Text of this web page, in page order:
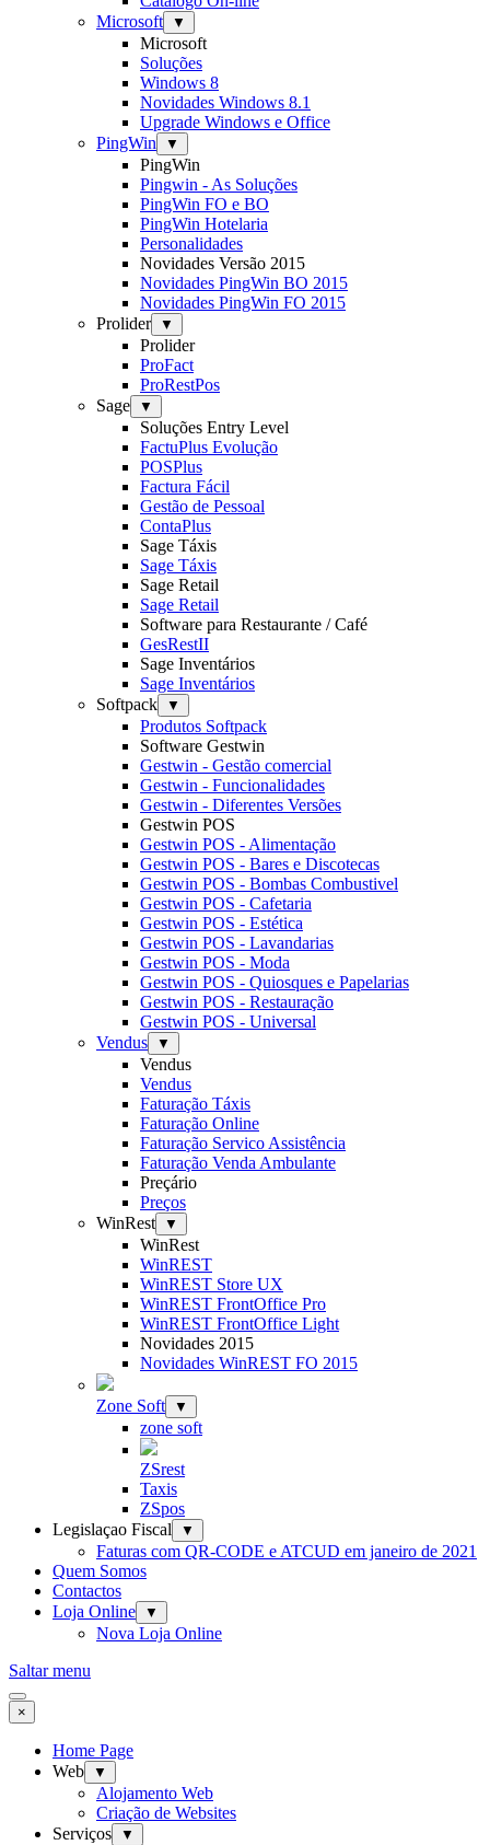
Microsoft
▼
Microsoft
Soluções
Windows 8
Novidades Windows 8.1
Upgrade Windows e Office
PingWin
▼
PingWin
Pingwin - As Soluções
PingWin FO e BO
PingWin Hotelaria
Personalidades
Novidades Versão 2015
Novidades PingWin BO 2015
Novidades PingWin FO 2015
Prolider
▼
Prolider
ProFact
ProRestPos
Sage
▼
Soluções Entry Level
FactuPlus Evolução
POSPlus
Factura Fácil
Gestão de Pessoal
ContaPlus
Sage Táxis
Sage Táxis
Sage Retail
Sage Retail
Software para Restaurante / Café
GesRestII
Sage Inventários
Sage Inventários
Softpack
▼
Produtos Softpack
Software Gestwin
Gestwin - Gestão comercial
Gestwin - Funcionalidades
Gestwin - Diferentes Versões
Gestwin POS
Gestwin POS - Alimentação
Gestwin POS - Bares e Discotecas
Gestwin POS - Bombas Combustivel
Gestwin POS - Cafetaria
Gestwin POS - Estética
Gestwin POS - Lavandarias
Gestwin POS - Moda
Gestwin POS - Quiosques e Papelarias
Gestwin POS - Restauração
Gestwin POS - Universal
Vendus
▼
Vendus
Vendus
Faturação Táxis
Faturação Online
Faturação Servico Assistência
Faturação Venda Ambulante
Preçário
Preços
WinRest
▼
WinRest
WinREST
WinREST Store UX
WinREST FrontOffice Pro
WinREST FrontOffice Light
Novidades 2015
Novidades WinREST FO 2015
Zone Soft ▼
zone soft
ZSrest
Taxis
ZSpos
Legislaçao Fiscal
▼
Faturas com QR-CODE e ATCUD em janeiro de 2021
Quem Somos
Contactos
Loja Online
▼
Nova Loja Online
Saltar menu
×
Home Page
Web
▼
Alojamento Web
Criação de Websites
Serviços
▼